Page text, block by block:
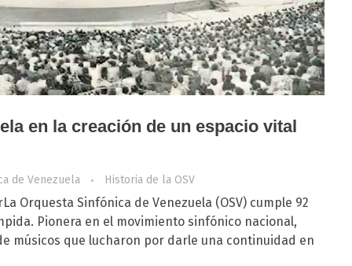
en la creación de un espacio vital
de Venezuela Historia de la OSV
Orquesta Sinfónica de Venezuela (OSV) cumple 92
Pionera en el movimiento sinfónico nacional,
músicos que lucharon por darle una continuidad en